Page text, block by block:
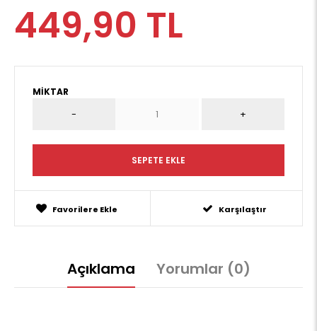
449,90 TL
MIKTAR
Favorilere Ekle Karşılaştır
Açıklama Yorumlar (0)